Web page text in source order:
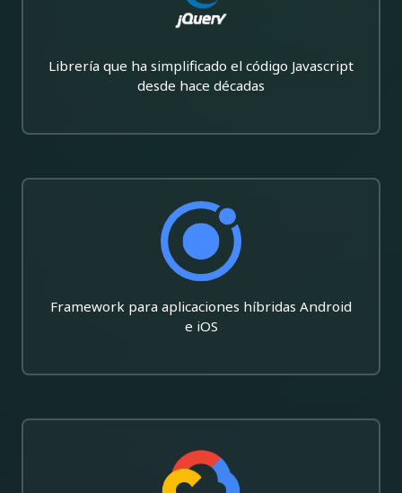
Librería que ha simplificado el código Javascript
desde hace décadas
Framework para aplicaciones híbridas Android
e iOS